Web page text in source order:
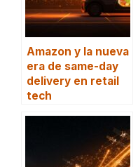
Amazon y la nueva
era de same-day
delivery en retail
tech